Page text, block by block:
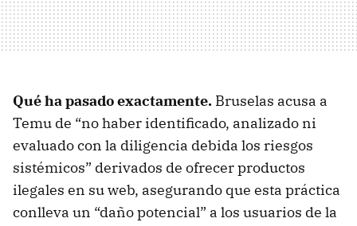
Qué ha pasado exactamente. Bruselas acusa a
Temu de “no haber identificado, analizado ni
evaluado con la diligencia debida los riesgos
sistémicos” derivados de ofrecer productos
ilegales en su web, asegurando que esta práctica
conlleva un “daño potencial” a los usuarios de la